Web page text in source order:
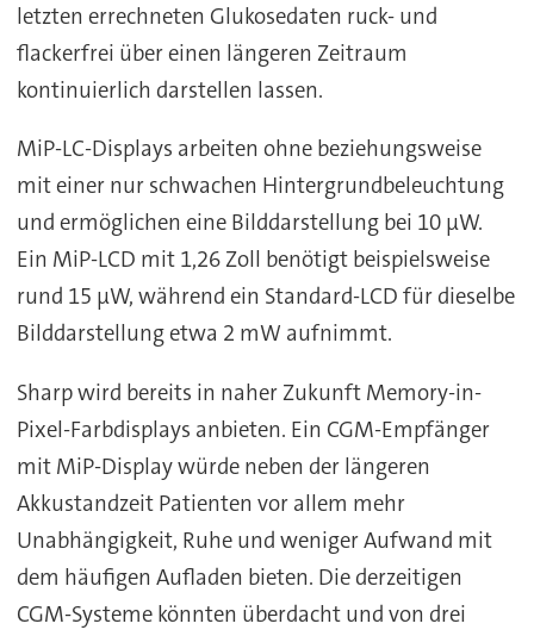
letzten errechneten Glukosedaten ruck- und
flackerfrei über einen längeren Zeitraum
kontinuierlich darstellen lassen.
MiP-LC-Displays arbeiten ohne beziehungsweise
mit einer nur schwachen Hintergrundbeleuchtung
und ermöglichen eine Bilddarstellung bei 10 µW.
Ein MiP-LCD mit 1,26 Zoll benötigt beispielsweise
rund 15 µW, während ein Standard-LCD für dieselbe
Bilddarstellung etwa 2 mW aufnimmt.
Sharp wird bereits in naher Zukunft Memory-in-
Pixel-Farbdisplays anbieten. Ein CGM-Empfänger
mit MiP-Display würde neben der längeren
Akkustandzeit Patienten vor allem mehr
Unabhängigkeit, Ruhe und weniger Aufwand mit
dem häufigen Aufladen bieten. Die derzeitigen
CGM-Systeme könnten überdacht und von drei